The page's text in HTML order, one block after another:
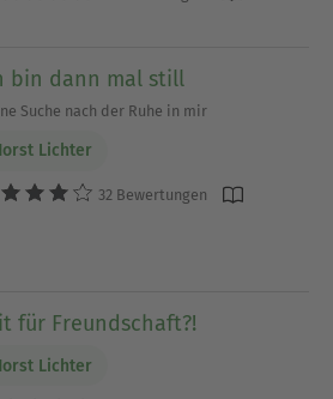
bin dann mal still
Suche nach der Ruhe in mir
Lichter
32 Bewertungen
für Freundschaft?!
Lichter